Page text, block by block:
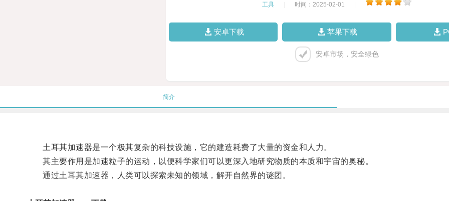
工具 时间：2025-02-01
安卓下载 苹果下载
安卓市场，安全绿色
简介
土耳其加速器是一个极其复杂的科技设施，它的建造耗费了大量的资金和人力。
其主要作用是加速粒子的运动，以便科学家们可以更深入地研究物质的本质和宇宙的奥秘。
通过土耳其加速器，人类可以探索未知的领域，解开自然界的谜团。